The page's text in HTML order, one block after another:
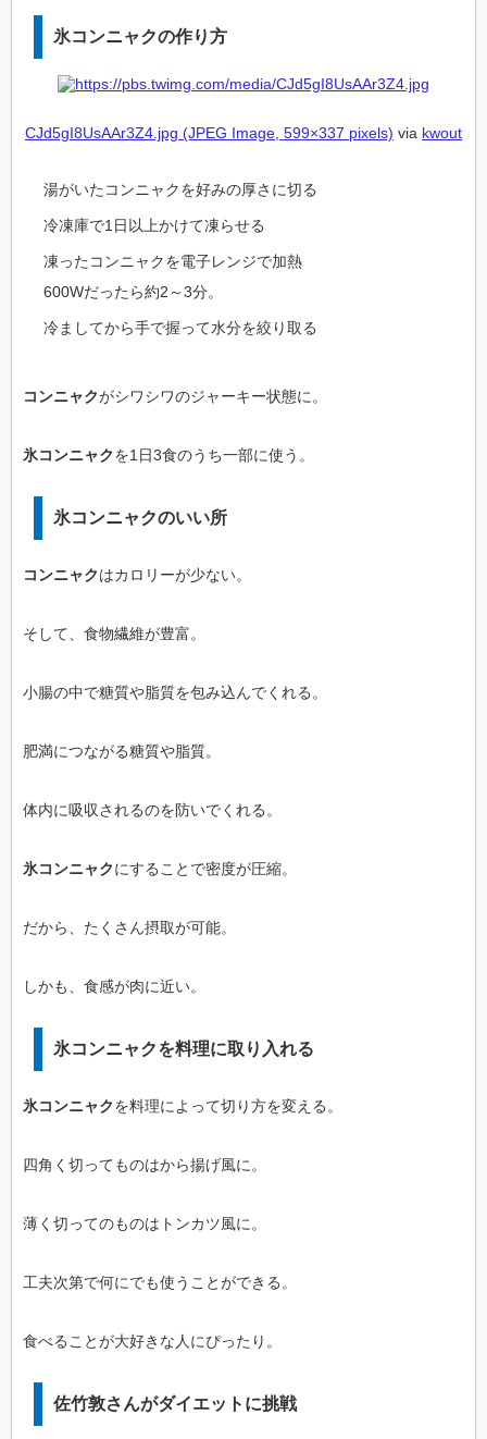
氷コンニャクの作り方
CJd5gI8UsAAr3Z4.jpg (JPEG Image, 599×337 pixels) via kwout
湯がいたコンニャクを好みの厚さに切る
冷凍庫で1日以上かけて凍らせる
凍ったコンニャクを電子レンジで加熱
600Wだったら約2～3分。
冷ましてから手で握って水分を絞り取る
コンニャクがシワシワのジャーキー状態に。
氷コンニャクを1日3食のうち一部に使う。
氷コンニャクのいい所
コンニャクはカロリーが少ない。
そして、食物繊維が豊富。
小腸の中で糖質や脂質を包み込んでくれる。
肥満につながる糖質や脂質。
体内に吸収されるのを防いでくれる。
氷コンニャクにすることで密度が圧縮。
だから、たくさん摂取が可能。
しかも、食感が肉に近い。
氷コンニャクを料理に取り入れる
氷コンニャクを料理によって切り方を変える。
四角く切ってものはから揚げ風に。
薄く切ってのものはトンカツ風に。
工夫次第で何にでも使うことができる。
食べることが大好きな人にぴったり。
佐竹敦さんがダイエットに挑戦